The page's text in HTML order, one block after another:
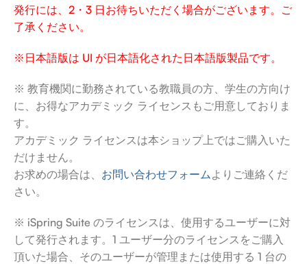
発行には、2・3 日お待ちいただく場合がございます。ご
了承ください。
※日本語版は UI が日本語化された日本語版製品です。
※ 教育機関に勤務されている教職員の方、学生の方向け
に、お得なアカデミック ライセンスもご用意しておりま
す。
アカデミック ライセンスは本ショップ上ではご購入いた
だけません。
お求めの場合は、 お問い合わせフォーム よりご連絡くだ
さい。
※ iSpring Suite のライセンスは、使用するユーザーに対
して発行されます。1 ユーザー分のライセンスをご購入
頂いた場合、そのユーザーが管理または使用する 1 台の